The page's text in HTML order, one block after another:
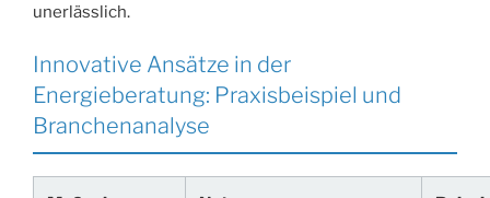
unerlässlich.
Innovative Ansätze in der
Energieberatung: Praxisbeispiel und
Branchenanalyse